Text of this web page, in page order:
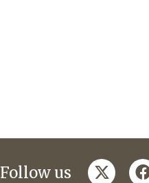
Follow us twitter